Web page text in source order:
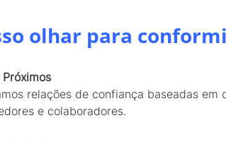
olhar para
Próximos
relações de confiança baseadas
e colaboradores.